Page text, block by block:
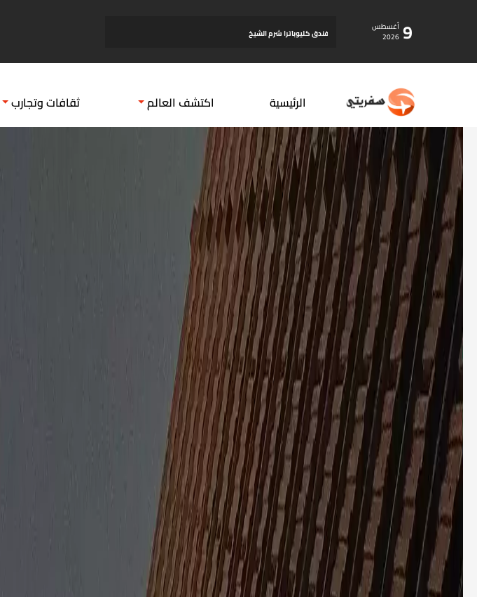
9 أغسطس
2026 فندق كليوباترا شرم الشيخ
الرئيسية اكتشف العالم ثقافات وتجارب